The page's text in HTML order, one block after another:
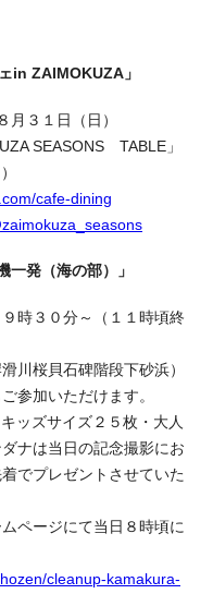
in ZAIMOKUZA」
３１日（日）
SEASONS TABLE」
cafe-dining
一発（海の部）」
時３０分～（１１時頃終
川桜貝石碑階段下砂浜）
参加いただけます。
ッズサイズ２５枚・大人
ナは当日の記念撮影にお
でプレゼントさせていた
ページにて当日８時頃に
cleanup-kamakura-